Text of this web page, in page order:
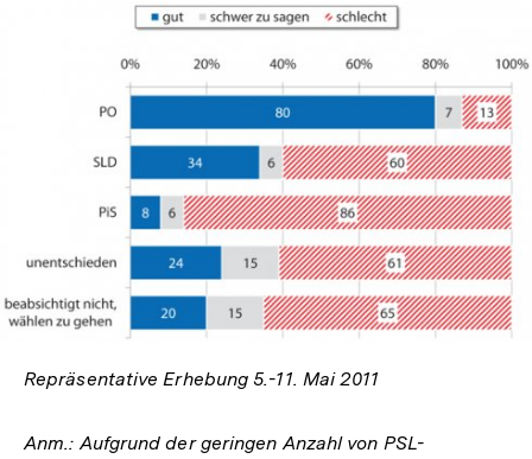
In
Lightbox
öffnen
Repräsentative Erhebung 5.-11. Mai 2011
Anm.: Aufgrund der geringen Anzahl von PSL-